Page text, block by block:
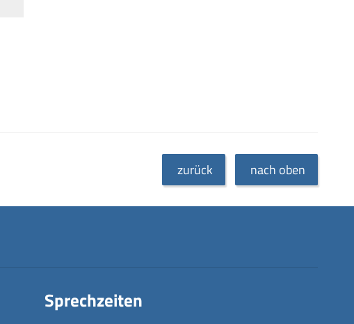
zurück nach oben
Sprechzeiten